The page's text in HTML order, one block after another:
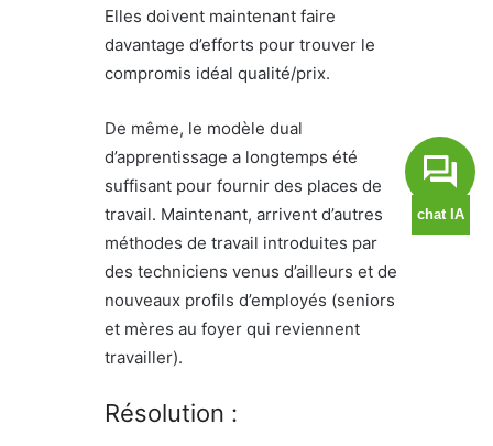
Elles doivent maintenant faire
davantage d’efforts pour trouver le
compromis idéal qualité/prix.
De même, le modèle dual
d’apprentissage a longtemps été
suffisant pour fournir des places de
travail. Maintenant, arrivent d’autres
méthodes de travail introduites par
des techniciens venus d’ailleurs et de
nouveaux profils d’employés (seniors
et mères au foyer qui reviennent
travailler).
Résolution :